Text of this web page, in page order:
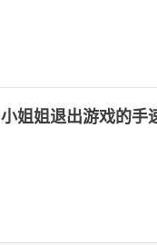
小姐姐退出游戏的手